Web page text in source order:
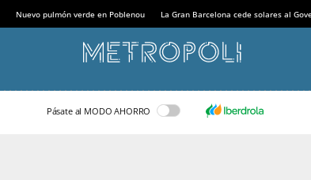
Nuevo pulmón verde en Poblenou La Gran Barcelona cede solares al
Pásate al MODO AHORRO